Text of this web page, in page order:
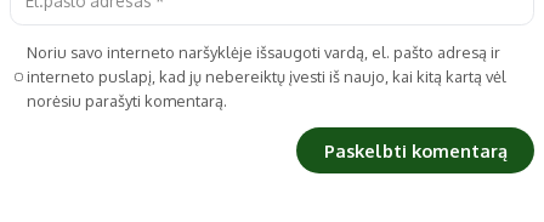
Noriu savo interneto naršyklėje išsaugoti vardą, el. pašto adresą ir
interneto puslapį, kad jų nebereiktų įvesti iš naujo, kai kitą kartą vėl
norėsiu parašyti komentarą.